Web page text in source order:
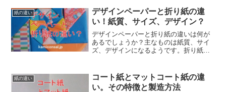
活用方法も紹介。情報収集の質を高めた
い方に役立つ内容をまとめています。
紙の違い
デザインペーパーと折り紙の違
い！紙質、サイズ、デザイン？
デザインペーパーと折り紙の違いは何が
あるでしょうか？主なものは紙質、サイ
ズ、デザインになるようです。折り紙は
す。デザインペーパーと折り紙は違うと
いうより含まれる関係のようです。
紙の違い
コート紙とマットコート紙の違
い。その特徴と製造方法